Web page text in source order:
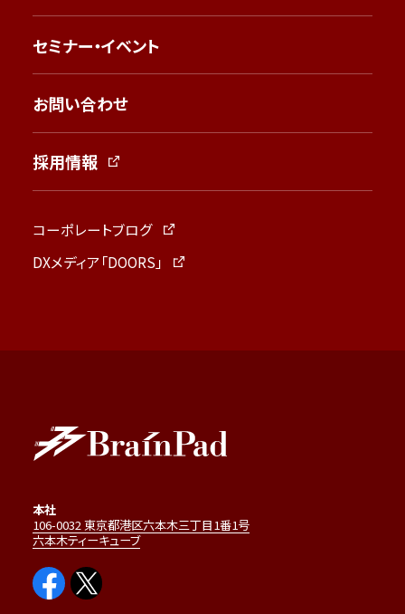
セミナー・イベント
お問い合わせ
採用情報
コーポレートブログ
DXメディア「DOORS」
本社
106-0032 東京都港区六本木三丁目1番1号
六本木ティーキューブ